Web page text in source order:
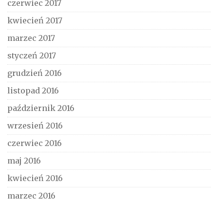
czerwiec 2017
kwiecień 2017
marzec 2017
styczeń 2017
grudzień 2016
listopad 2016
październik 2016
wrzesień 2016
czerwiec 2016
maj 2016
kwiecień 2016
marzec 2016